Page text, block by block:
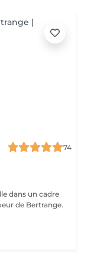
74
dans un cadre
de Bertrange.